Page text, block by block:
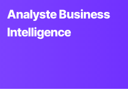
Analyste Business
Intelligence